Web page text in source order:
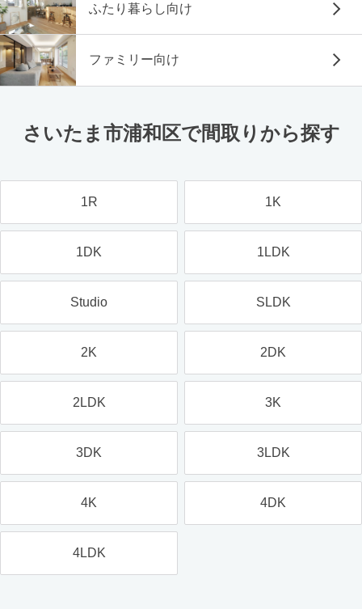
ふたり暮らし向け
ファミリー向け
さいたま市浦和区で間取りから探す
1R 1K
1DK 1LDK
Studio SLDK
2K 2DK
2LDK 3K
3DK 3LDK
4K 4DK
4LDK